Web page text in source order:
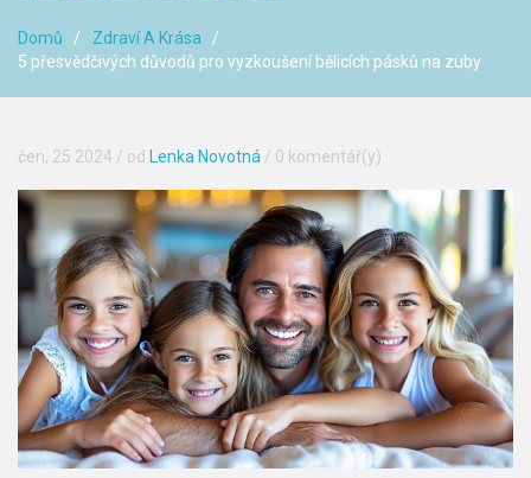
Domů
Zdraví A Krása
5 přesvědčivých důvodů pro vyzkoušení bělicích pásků na zuby
čen, 25 2024 / od Lenka Novotná / 0 komentář(y)